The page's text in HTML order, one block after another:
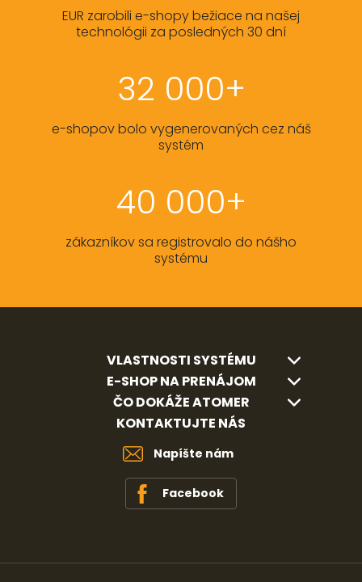
EUR zarobili e-shopy bežiace na našej
technológii za posledných 30 dní
32 000+
e-shopov bolo vygenerovaných cez náš
systém
40 000+
zákazníkov sa registrovalo do nášho
systému
VLASTNOSTI SYSTÉMU
E-SHOP NA PRENÁJOM
ČO DOKÁŽE ATOMER
KONTAKTUJTE NÁS
Napíšte nám
Facebook